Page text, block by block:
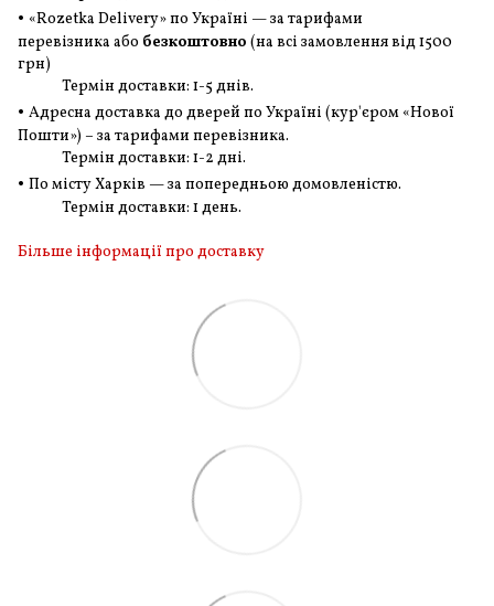
• «Rozetka Delivery» по Україні — за тарифами
перевізника або безкоштовно (на всі замовленнявід 1500
грн)
Термін доставки: 1-5 днів.
• Адресна доставка до дверей по Україні (кур'єром «Нової
Пошти») – за тарифами перевізника.
Термін доставки: 1-2 дні.
• По місту Харків — за попередньою домовленістю.
Термін доставки: 1 день.
Більше інформації про доставку